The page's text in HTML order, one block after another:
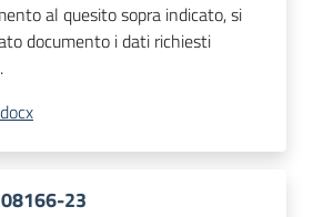
al quesito sopra indicato, si
documento i dati richiesti
23